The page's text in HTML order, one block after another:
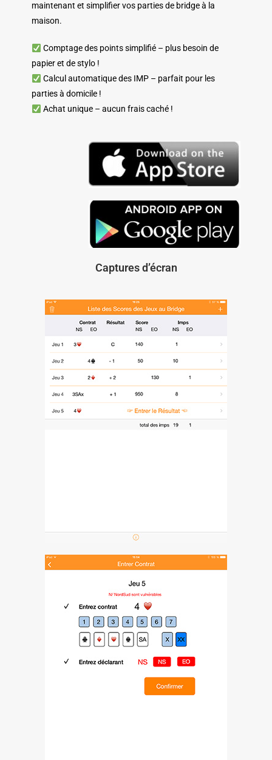
maintenant et simplifier vos parties de bridge à la
maison.
Comptage des points simplifié – plus besoin de
papier et de stylo !
Calcul automatique des IMP – parfait pour les
parties à domicile !
Achat unique – aucun frais caché !
Captures d’écran